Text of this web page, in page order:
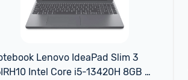
Lenovo IdeaPad Slim 3
Intel Core i5-13420H 8GB